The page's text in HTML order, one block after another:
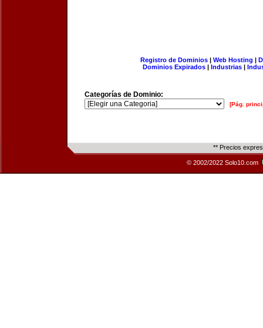
Registro de Dominios| Web Hosting |
Dominios Expirados | Industrias |
Categorías de Dominio:
[Pág.
** Precios
© 2002/2022 Solo10.com